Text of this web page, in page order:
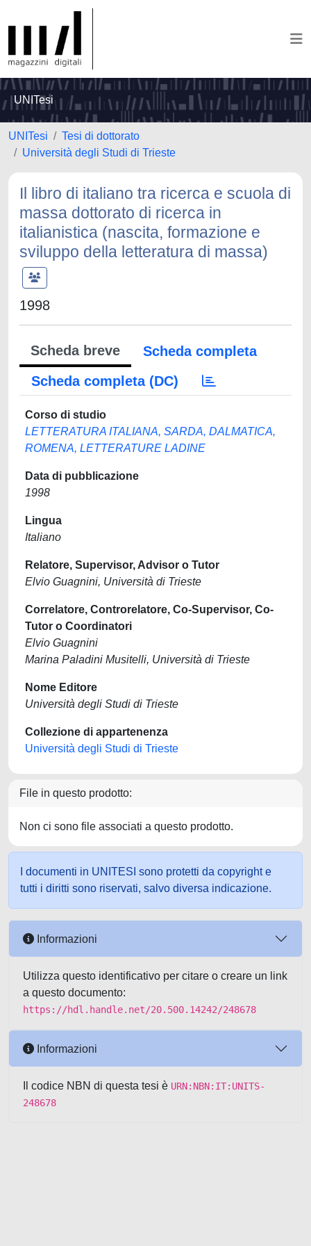
UNITesi
UNITesi
Tesi di dottorato
Università degli Studi di Trieste
Il libro di italiano tra ricerca e scuola di
massa dottorato di ricerca in
italianistica (nascita, formazione e
sviluppo della letteratura di massa)
1998
Scheda breve
Scheda completa
Scheda completa (DC)
Corso di studio
LETTERATURA ITALIANA, SARDA, DALMATICA,
ROMENA, LETTERATURE LADINE
Data di pubblicazione
1998
Lingua
Italiano
Relatore, Supervisor, Advisor o Tutor
Elvio Guagnini, Università di Trieste
Correlatore, Controrelatore, Co-Supervisor, Co-
Tutor o Coordinatori
Elvio Guagnini
Marina Paladini Musitelli, Università di Trieste
Nome Editore
Università degli Studi di Trieste
Collezione di appartenenza
Università degli Studi di Trieste
File in questo prodotto:
Non ci sono file associati a questo prodotto.
I documenti in UNITESI sono protetti da copyright e
tutti i diritti sono riservati, salvo diversa indicazione.
Informazioni
Utilizza questo identificativo per citare o creare un link
a questo documento:
https://hdl.handle.net/20.500.14242/248678
Informazioni
Il codice NBN di questa tesi è URN:NBN:IT:UNITS-
248678